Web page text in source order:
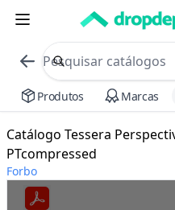
commerce search no
Procurar
Produtos Marcas
Catálogo Tessera
PTcompressed
Forbo